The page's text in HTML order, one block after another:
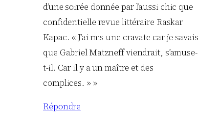
d’une soirée donnée par l’aussi chic que
confidentielle revue littéraire Raskar
Kapac. « J’ai mis une cravate car je savais
que Gabriel Matzneff viendrait, s’amuse-
t-il. Car il y a un maître et des
complices. » »
Répondre